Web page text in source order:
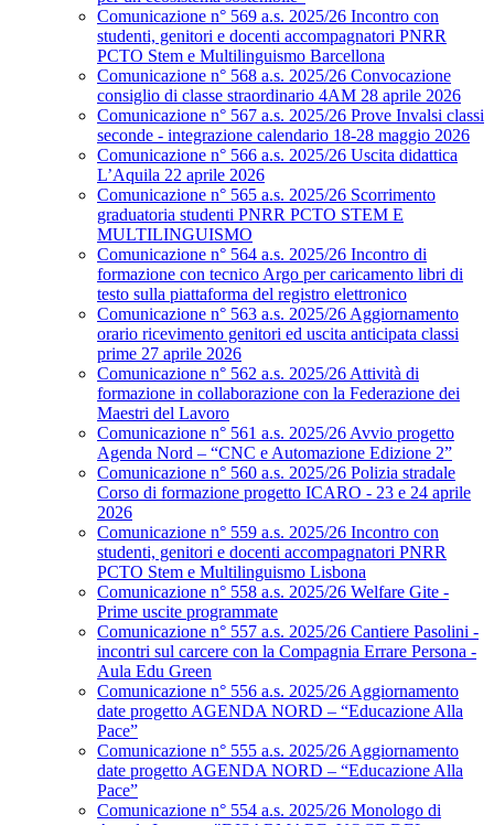
Comunicazione n° 569 a.s. 2025/26 Incontro con
studenti, genitori e docenti accompagnatori PNRR
PCTO Stem e Multilinguismo Barcellona
Comunicazione n° 568 a.s. 2025/26 Convocazione
consiglio di classe straordinario 4AM 28 aprile 2026
Comunicazione n° 567 a.s. 2025/26 Prove Invalsi classi
seconde - integrazione calendario 18-28 maggio 2026
Comunicazione n° 566 a.s. 2025/26 Uscita didattica
L’Aquila 22 aprile 2026
Comunicazione n° 565 a.s. 2025/26 Scorrimento
graduatoria studenti PNRR PCTO STEM E
MULTILINGUISMO
Comunicazione n° 564 a.s. 2025/26 Incontro di
formazione con tecnico Argo per caricamento libri di
testo sulla piattaforma del registro elettronico
Comunicazione n° 563 a.s. 2025/26 Aggiornamento
orario ricevimento genitori ed uscita anticipata classi
prime 27 aprile 2026
Comunicazione n° 562 a.s. 2025/26 Attività di
formazione in collaborazione con la Federazione dei
Maestri del Lavoro
Comunicazione n° 561 a.s. 2025/26 Avvio progetto
Agenda Nord – “CNC e Automazione Edizione 2”
Comunicazione n° 560 a.s. 2025/26 Polizia stradale
Corso di formazione progetto ICARO - 23 e 24 aprile
2026
Comunicazione n° 559 a.s. 2025/26 Incontro con
studenti, genitori e docenti accompagnatori PNRR
PCTO Stem e Multilinguismo Lisbona
Comunicazione n° 558 a.s. 2025/26 Welfare Gite -
Prime uscite programmate
Comunicazione n° 557 a.s. 2025/26 Cantiere Pasolini -
incontri sul carcere con la Compagnia Errare Persona -
Aula Edu Green
Comunicazione n° 556 a.s. 2025/26 Aggiornamento
date progetto AGENDA NORD – “Educazione Alla
Pace”
Comunicazione n° 555 a.s. 2025/26 Aggiornamento
date progetto AGENDA NORD – “Educazione Alla
Pace”
Comunicazione n° 554 a.s. 2025/26 Monologo di